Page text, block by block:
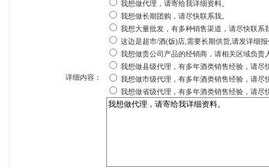
详细内容：
我想做代理，请寄给我详细资料。
我想做长期团购，请尽快联系我。
我想大量批发，有多种销售渠道，请尽快联系
这边是超市/酒(饭)店,需要长期供货,请发详细
我想做贵公司产品的经销商，请相关区域负责
我想做县级代理，有多年酒类销售经验，请尽
我想做市级代理，有多年酒类销售经验，请尽
我想做省级代理，有多年酒类销售经验，请尽